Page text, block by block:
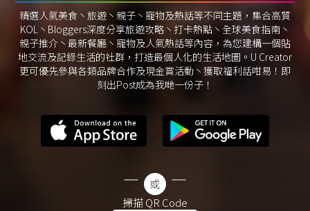
精選人氣美食丶旅遊丶親子丶寵物及熱話等不同主題，集合高質
KOL丶Bloggers深度分享旅遊攻略丶打卡熱點丶全球美食指南丶
親子推介丶最新餐廳丶寵物及人氣熱話等內容，為您建構一個貼
地交流及記錄生活的社群，打造最個人化的生活地圖。U Creator
更可優先參與各類品牌合作及現金賞活動丶獲取福利話咁易！即
刻出Post成為我哋一份子！
掃描 QR Code